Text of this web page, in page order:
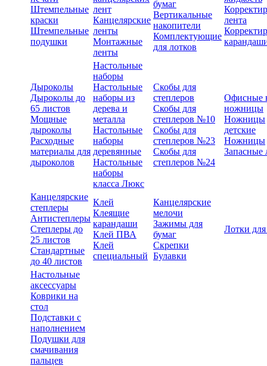
Штемпельные
краски
Штемпельные
подушки
лент
Канцелярские
ленты
Монтажные
ленты
бумаг
Вертикальные
накопители
Комплектующие
для лотков
лента
Дыроколы
Дыроколы до
65 листов
Мощные
дыроколы
Расходные
материалы для
дыроколов
Настольные
наборы
Настольные
наборы из
дерева и
металла
Настольные
наборы
деревянные
Настольные
наборы
класса Люкс
Скобы для
степлеров
Скобы для
степлеров №10
Скобы для
степлеров №23
Скобы для
степлеров №24
Офисные
ножницы
Ножницы
детские
Ножницы
Запасные
Канцелярские
степлеры
Антистеплеры
Степлеры до
25 листов
Стандартные
до 40 листов
Клей
Клеящие
карандаши
Клей ПВА
Клей
специальный
Канцелярские
мелочи
Зажимы для
бумаг
Скрепки
Булавки
Лотки
Настольные
аксессуары
Коврики на
стол
Подставки с
наполнением
Подушки для
смачивания
пальцев